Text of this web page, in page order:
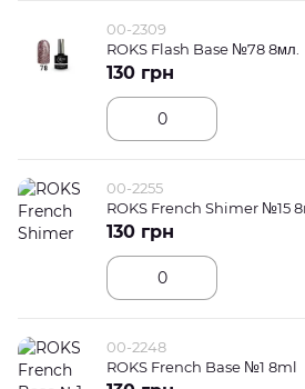
00-2309
ROKS Flash Base №78 8мл.
130 грн
00-2255
ROKS French Shimer №15
130 грн
00-2248
ROKS French Base №1 8ml